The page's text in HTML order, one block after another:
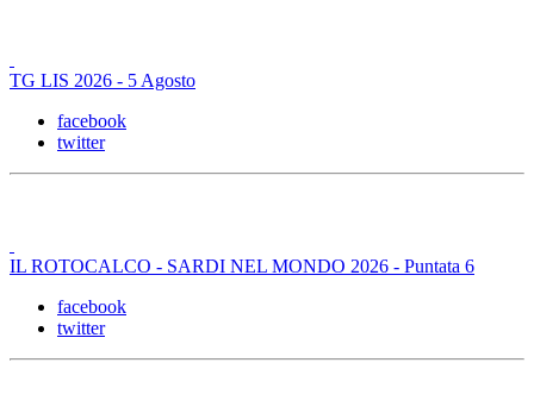
TG LIS 2026 - 5 Agosto
facebook
twitter
IL ROTOCALCO - SARDI NEL MONDO 2026 - Puntata 6
facebook
twitter